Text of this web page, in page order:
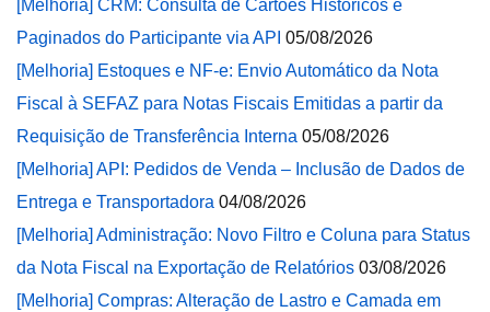
[Melhoria] CRM: Consulta de Cartões Históricos e
Paginados do Participante via API 05/08/2026
[Melhoria] Estoques e NF-e: Envio Automático da Nota
Fiscal à SEFAZ para Notas Fiscais Emitidas a partir da
Requisição de Transferência Interna 05/08/2026
[Melhoria] API: Pedidos de Venda – Inclusão de Dados de
Entrega e Transportadora 04/08/2026
[Melhoria] Administração: Novo Filtro e Coluna para Status
da Nota Fiscal na Exportação de Relatórios 03/08/2026
[Melhoria] Compras: Alteração de Lastro e Camada em